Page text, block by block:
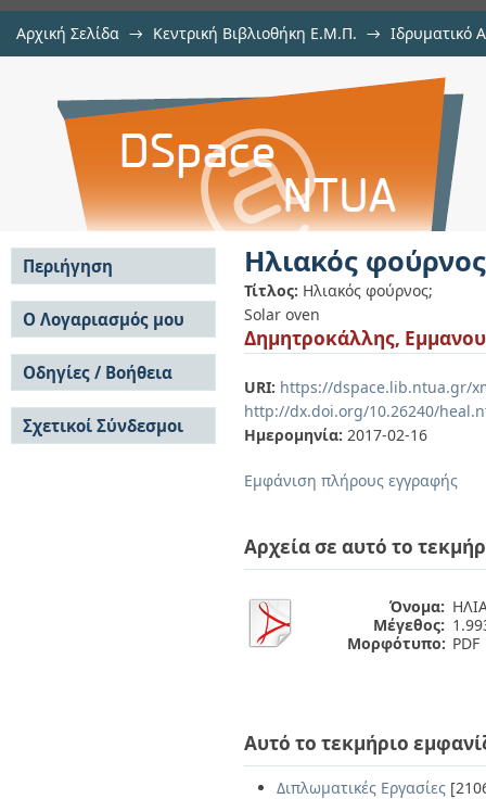
Αρχική Σελίδα → Κεντρική Βιβλιοθήκη Ε.Μ.Π. → Ιδρυματικό
Ηλιακός φούρνος
Τίτλος: Ηλιακός φούρνος;
Solar oven
Δημητροκάλλης,
URI: https://dspace.lib.ntua.gr/
http://dx.doi.org/10.26240/
Ημερομηνία: 2017-02-16
Εμφάνιση πλήρους εγγραφής
Αρχεία σε αυτό το
Όνομα:
Μέγεθος:
Μορφότυπο: PDF
Αυτό το τεκμήριο
Διπλωματικές Εργασίες
Περιήγηση
Σε όλο το DSpace
Κοινότητες & Συλλογές
Ανά Ημερομηνία
Έκδοσης
Συγγραφείς
Τίτλοι
Θέματα
Ο Λογαριασμός μου
Σύνδεση
Εγγραφή
Οδηγίες / Βοήθεια
Οδηγίες Υποβολής
Οδηγίες Χρήσης ΙΑ
Συχνές Ερωτήσεις
Σχετικοί Σύνδεσμοι